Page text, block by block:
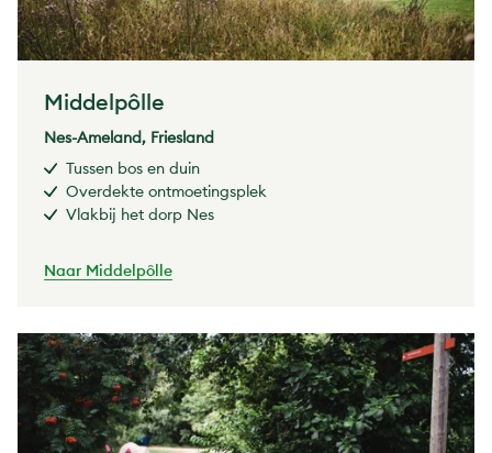
Middelpôlle
Nes-Ameland, Friesland
Tussen bos en duin
Overdekte ontmoetingsplek
Vlakbij het dorp Nes
Naar Middelpôlle